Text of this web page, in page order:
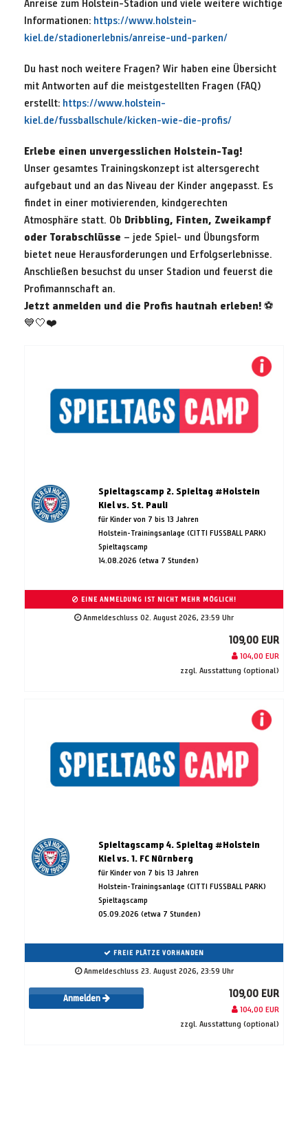
Anreise zum Holstein-Stadion und viele weitere wichtige
Informationen: https://www.holstein-
kiel.de/stadionerlebnis/anreise-und-parken/
Du hast noch weitere Fragen? Wir haben eine Übersicht
mit Antworten auf die meistgestellten Fragen (FAQ)
erstellt: https://www.holstein-
kiel.de/fussballschule/kicken-wie-die-profis/
Erlebe einen unvergesslichen Holstein-Tag!
Unser gesamtes Trainingskonzept ist altersgerecht
aufgebaut und an das Niveau der Kinder angepasst. Es
findet in einer motivierenden, kindgerechten
Atmosphäre statt. Ob Dribbling, Finten, Zweikampf
oder Torabschlüsse – jede Spiel- und Übungsform
bietet neue Herausforderungen und Erfolgserlebnisse.
Anschließen besuchst du unser Stadion und feuerst die
Profimannschaft an.
Jetzt anmelden und die Profis hautnah erleben! ⚽
💙🤍❤️
Spieltagscamp 2. Spieltag #Holstein
Kiel vs. St. Pauli
für Kinder von 7 bis 13 Jahren
Holstein-Trainingsanlage (CITTI FUSSBALL PARK)
Spieltagscamp
14.08.2026 (etwa 7 Stunden)
EINE ANMELDUNG IST NICHT MEHR MÖGLICH!
Anmeldeschluss 02. August 2026, 23:59 Uhr
109,00 EUR
104,00 EUR
zzgl. Ausstattung (optional)
Spieltagscamp 4. Spieltag #Holstein
Kiel vs. 1. FC Nürnberg
für Kinder von 7 bis 13 Jahren
Holstein-Trainingsanlage (CITTI FUSSBALL PARK)
Spieltagscamp
05.09.2026 (etwa 7 Stunden)
FREIE PLÄTZE VORHANDEN
Anmeldeschluss 23. August 2026, 23:59 Uhr
Anmelden 109,00 EUR
104,00 EUR
zzgl. Ausstattung (optional)